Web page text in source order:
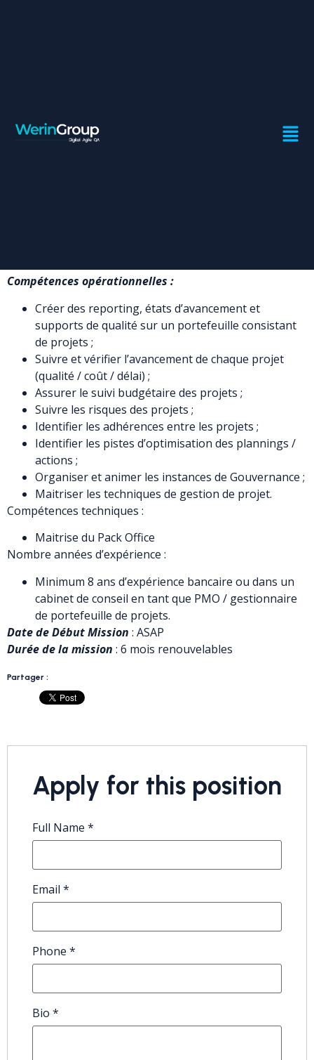
OPÉRATIONNEL
Compétences opérationnelles :
Créer des reporting, états d’avancement et
supports de qualité sur un portefeuille consistant
de projets ;
Suivre et vérifier l’avancement de chaque projet
(qualité / coût / délai) ;
Assurer le suivi budgétaire des projets ;
Suivre les risques des projets ;
Identifier les adhérences entre les projets ;
Identifier les pistes d’optimisation des plannings /
actions ;
Organiser et animer les instances de Gouvernance ;
Maitriser les techniques de gestion de projet.
Compétences techniques :
Maitrise du Pack Office
Nombre années d’expérience :
Minimum 8 ans d’expérience bancaire ou dans un
cabinet de conseil en tant que PMO / gestionnaire
de portefeuille de projets.
Date de Début Mission : ASAP
Durée de la mission : 6 mois renouvelables
Partager :
Apply for this position
Full Name *
Email *
Phone *
Bio *